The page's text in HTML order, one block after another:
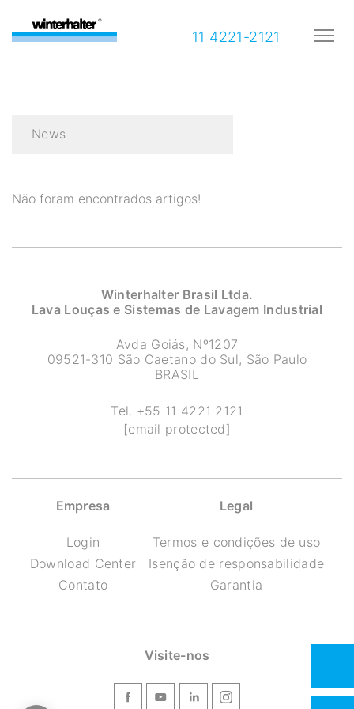
11 4221-2121
News
Não foram encontrados artigos!
Winterhalter Brasil Ltda.
Lava Louças e Sistemas de Lavagem Industrial
Avda Goiás, Nº1207
09521-310 São Caetano do Sul, São Paulo
BRASIL
Tel. +55 11 4221 2121
[email protected]
Empresa
Login
Download Center
Contato
Legal
Termos e condições de uso
Isenção de responsabilidade
Garantia
Visite-nos